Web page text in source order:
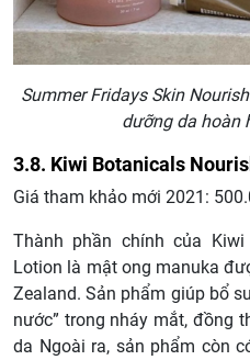
Summer Fridays Skin
dưỡng da hoàn
3.8. Kiwi Botanicals
Giá tham khảo mới 2021:
Thành phần chính của Kiwi
Lotion là mật ong manuka
Zealand. Sản phẩm giúp bổ
nước” trong nháy mắt, đồng
da Ngoài ra, sản phẩm còn